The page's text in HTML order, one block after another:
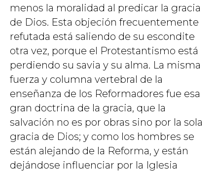
menos la moralidad al predicar la gracia
de Dios. Esta objeción frecuentemente
refutada está saliendo de su escondite
otra vez, porque el Protestantismo está
perdiendo su savia y su alma. La misma
fuerza y columna vertebral de la
enseñanza de los Reformadores fue esa
gran doctrina de la gracia, que la
salvación no es por obras sino por la sola
gracia de Dios; y como los hombres se
están alejando de la Reforma, y están
dejándose influenciar por la Iglesia